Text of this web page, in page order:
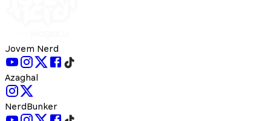
Jovem Nerd
Azaghal
NerdBunker